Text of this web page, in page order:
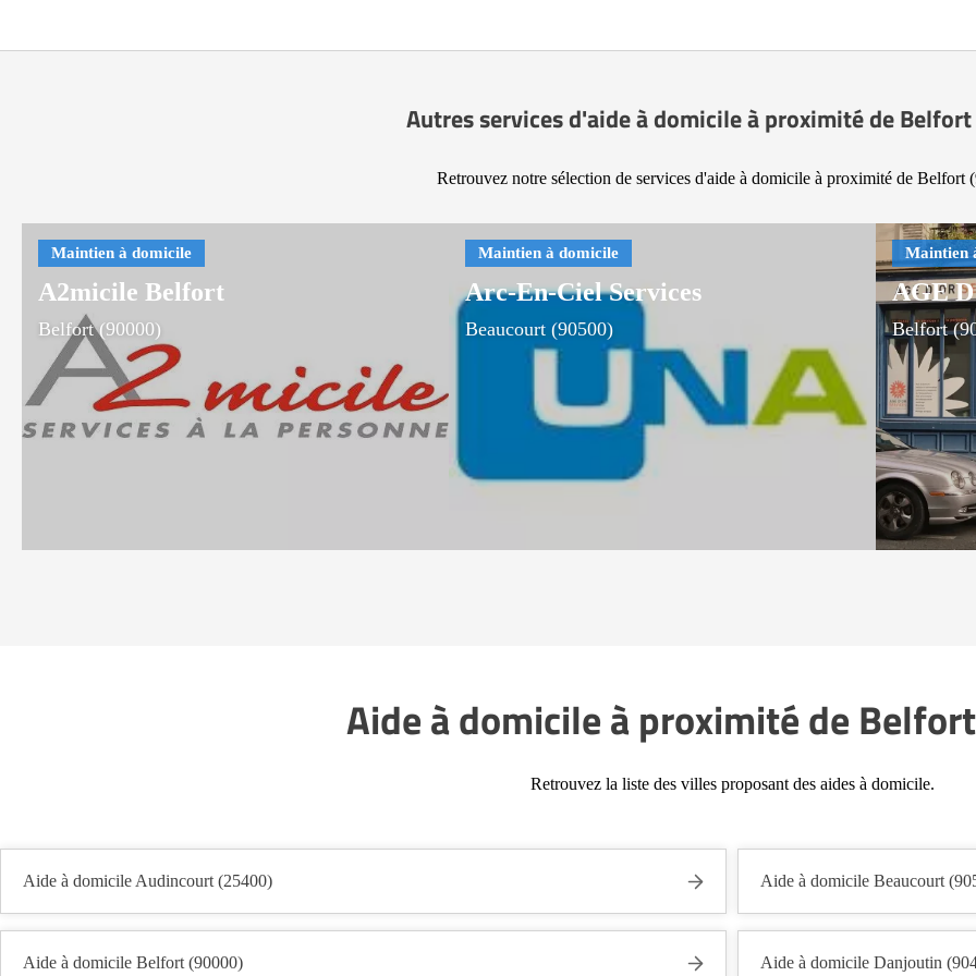
Autres services d'aide à domicile à proximité de
Retrouvez notre sélection de services d'aide à domicile à proximité de Belfort
A2micile Belfort
Belfort (90000)
Arc-En-Ciel Services
Beaucourt (90500)
AGE
Belfort
Aide à domicile à proximité de
Retrouvez la liste des villes proposant des aides à domicile.
Aide à domicile Audincourt (25400) Aide à domicile Beaucourt
Aide à domicile Belfort (90000) Aide à domicile Danjoutin